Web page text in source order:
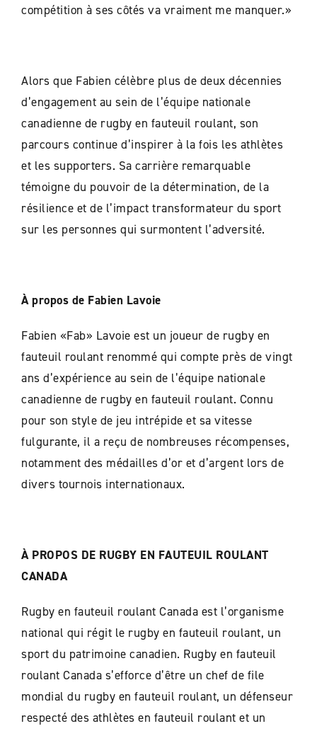
compétition à ses côtés va vraiment me manquer.»
Alors que Fabien célèbre plus de deux décennies
d’engagement au sein de l’équipe nationale
canadienne de rugby en fauteuil roulant, son
parcours continue d’inspirer à la fois les athlètes
et les supporters. Sa carrière remarquable
témoigne du pouvoir de la détermination, de la
résilience et de l’impact transformateur du sport
sur les personnes qui surmontent l’adversité.
À propos de Fabien Lavoie
Fabien «Fab» Lavoie est un joueur de rugby en
fauteuil roulant renommé qui compte près de vingt
ans d’expérience au sein de l’équipe nationale
canadienne de rugby en fauteuil roulant. Connu
pour son style de jeu intrépide et sa vitesse
fulgurante, il a reçu de nombreuses récompenses,
notamment des médailles d’or et d’argent lors de
divers tournois internationaux.
À PROPOS DE RUGBY EN FAUTEUIL ROULANT
CANADA
Rugby en fauteuil roulant Canada est l’organisme
national qui régit le rugby en fauteuil roulant, un
sport du patrimoine canadien. Rugby en fauteuil
roulant Canada s’efforce d’être un chef de file
mondial du rugby en fauteuil roulant, un défenseur
respecté des athlètes en fauteuil roulant et un